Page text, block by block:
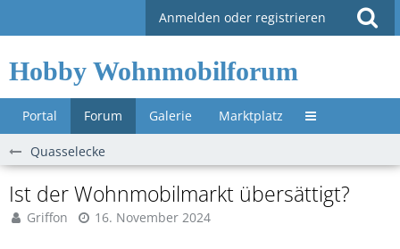
Anmelden oder registrieren
Hobby Wohnmobilforum
Portal Forum Galerie Marktplatz Untermenü »
Quasselecke
Ist der Wohnmobilmarkt übersättigt?
Griffon 16. November 2024